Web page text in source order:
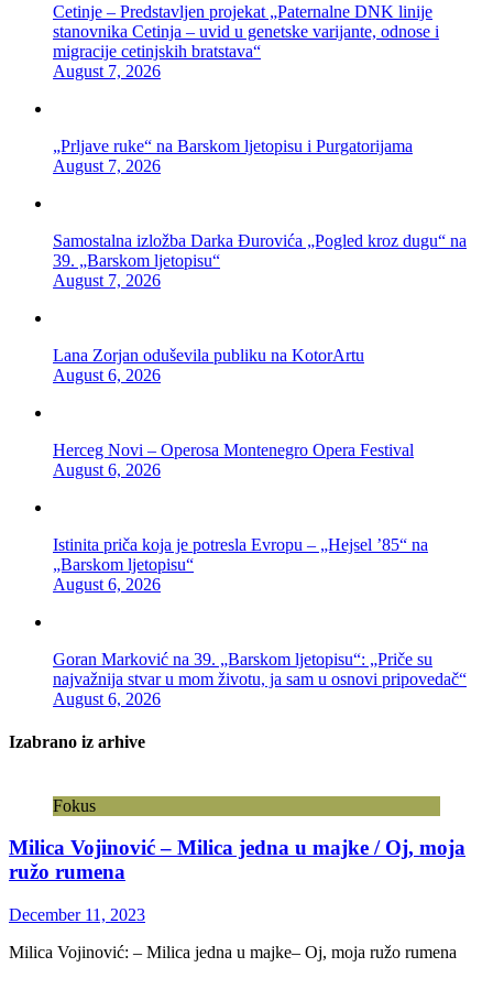
Cetinje – Predstavljen projekat „Paternalne DNK linije
stanovnika Cetinja – uvid u genetske varijante, odnose i
migracije cetinjskih bratstava“
August 7, 2026
„Prljave ruke“ na Barskom ljetopisu i Purgatorijama
August 7, 2026
Samostalna izložba Darka Đurovića „Pogled kroz dugu“ na
39. „Barskom ljetopisu“
August 7, 2026
Lana Zorjan oduševila publiku na KotorArtu
August 6, 2026
Herceg Novi – Operosa Montenegro Opera Festival
August 6, 2026
Istinita priča koja je potresla Evropu – „Hejsel ’85“ na
„Barskom ljetopisu“
August 6, 2026
Goran Marković na 39. „Barskom ljetopisu“: „Priče su
najvažnija stvar u mom životu, ja sam u osnovi pripovedač“
August 6, 2026
Izabrano iz arhive
Fokus
Milica Vojinović – Milica jedna u majke / Oj, moja
ružo rumena
December 11, 2023
Milica Vojinović: – Milica jedna u majke– Oj, moja ružo rumena